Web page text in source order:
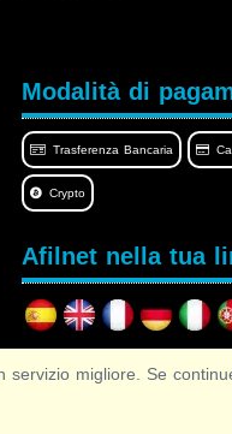
migliore. Se
Modalità di
Trasferenza Bancaria
Crypto
Afilnet nella tua
· Tutti i diritti Riservati